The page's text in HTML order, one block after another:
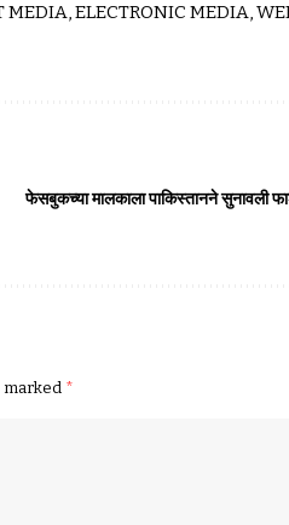
MEDIA, ELECTRONIC MEDIA,
फेसबुकच्या मालकाला पाकिस्तानने सुनावली
marked *